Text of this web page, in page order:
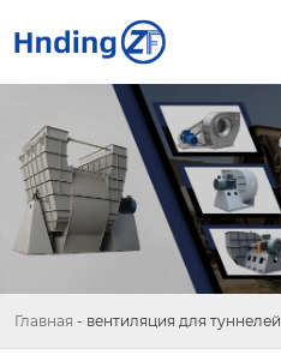
Главная - вентиляция для туннелей